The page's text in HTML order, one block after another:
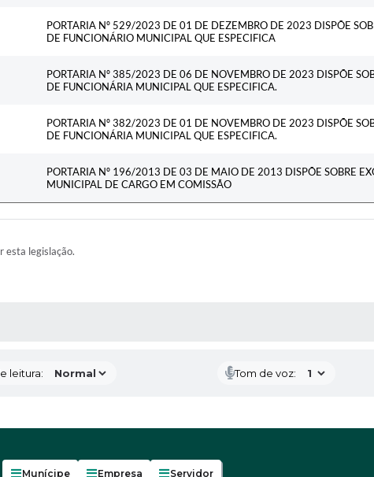
PORTARIA Nº 529/2023 DE 01 DE DEZEMBRO DE 2023 DISPÕE
DE FUNCIONÁRIO MUNICIPAL QUE ESPECIFICA
PORTARIA Nº 385/2023 DE 06 DE NOVEMBRO DE 2023 DISPÕE
DE FUNCIONÁRIA MUNICIPAL QUE ESPECIFICA.
PORTARIA Nº 382/2023 DE 01 DE NOVEMBRO DE 2023 DISPÕE
DE FUNCIONÁRIA MUNICIPAL QUE ESPECIFICA.
PORTARIA Nº 196/2013 DE 03 DE MAIO DE 2013 DISPÕE SOBRE
MUNICIPAL DE CARGO EM COMISSÃO
esta legislação.
leitura: Tom de voz:
Munícipe Empresa Servidor